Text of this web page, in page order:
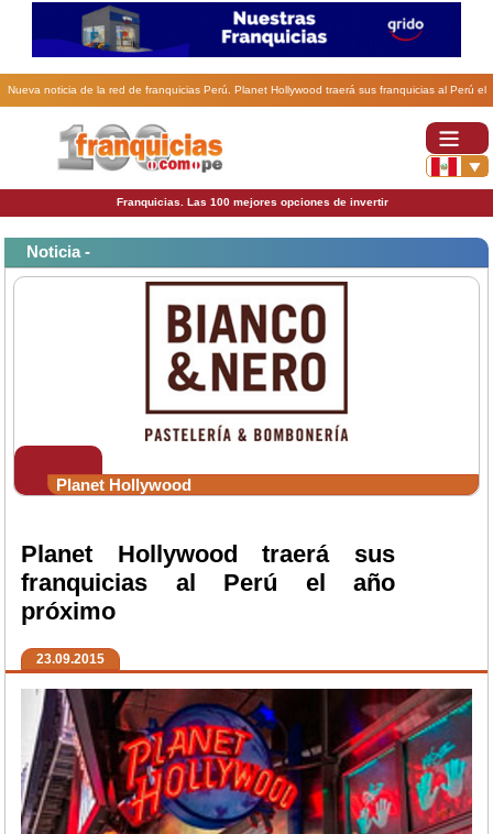
Nueva noticia de la red de franquicias Perú. Planet Hollywood traerá sus franquicias al Perú el
Franquicias. Las 100 mejores opciones de invertir
Noticia -
Planet Hollywood
Planet Hollywood traerá sus
franquicias al Perú el año
próximo
23.09.2015